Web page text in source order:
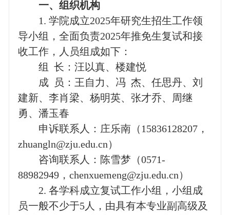
一、组织机构
1. 学院成立2025年研究生招生工作领
导小组，全面负责2025年推免生复试和接
收工作，人员组成如下：
组
长：汪以真、楼建悦
成
员：王自力、冯 杰、任思丹、刘
建新、李肖梁、杨明英、张才乔、周继
勇、潘玉春
申诉联系人：庄乐南（15836128207，
zhuangln@zju.edu.cn）
咨询联系人：陈雪梦（0571-
88982949， chenxuemeng@zju.edu.cn）
2. 各学科成立复试工作小组，小组成
员一般不少于5人，由具有本专业副高级及